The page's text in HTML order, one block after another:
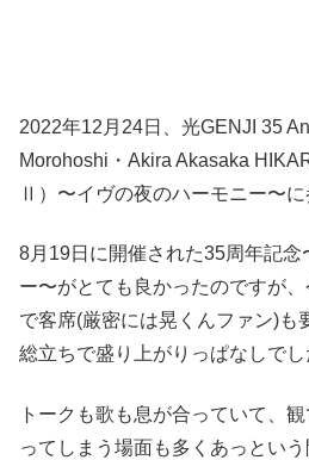
2022年12月24日、光GENJI 35
Morohoshi・Akira Akasaka
Ⅱ）〜イヴの夜のハーモニー〜に
8月19日に開催された35周年記念
ー〜がとても良かったのですが
で客席(厳密には晃くんファン)も
総立ちで盛り上がりっぱなしでし
トークも歌も息が合っていて、
ってしまう場面も多くあっとい